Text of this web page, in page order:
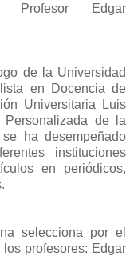
Profesor Edgar
de la Universidad
en Docencia de
Universitaria Luis
de la
ha desempeñado
instituciones
en periódicos,
selecciona por el
profesores: Edgar